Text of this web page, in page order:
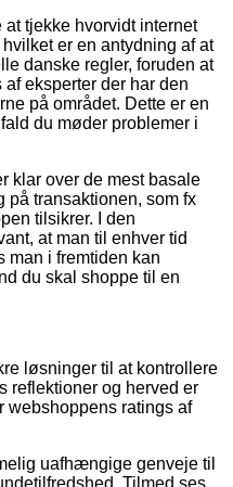
tjekke hvorvidt internet
er en antydning af at
danske regler, foruden at
eksperter der har den
på området. Dette er en
du møder problemer i
klar over de mest basale
på transaktionen, som fx
tilsikrer. I den
at man til enhver tid
man i fremtiden kan
du skal shoppe til en
løsninger til at kontrollere
reflektioner og herved er
webshoppens ratings af
uafhængige genveje til